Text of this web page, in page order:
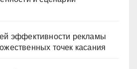
эффективности рекламы
точек касания